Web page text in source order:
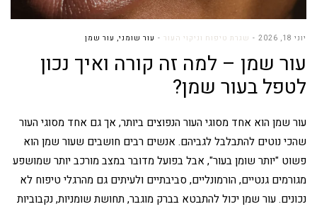
יוני 18, 2026 שגרת טיפוח וניקוי העור עור שומני, עור שמן
עור שמן – למה זה קורה ואיך נכון
לטפל בעור שמן?
עור שמן הוא אחד מסוגי העור הנפוצים ביותר, אך גם אחד מסוגי העור
שהכי נוטים להתבלבל לגביהם. אנשים רבים חושבים שעור שמן הוא
פשוט "יותר שומן בעור", אבל בפועל מדובר במצב מורכב יותר שמושפע
מגורמים גנטיים, הורמונליים, סביבתיים ולעיתים גם מהרגלי טיפוח לא
נכונים. עור שמן יכול להתבטא בברק מוגבר, תחושת שומניות, נקבוביות